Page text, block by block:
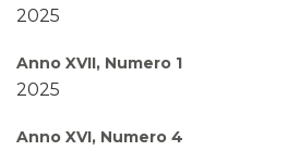
2025
Anno XVII, Numero 1
2025
Anno XVI, Numero 4